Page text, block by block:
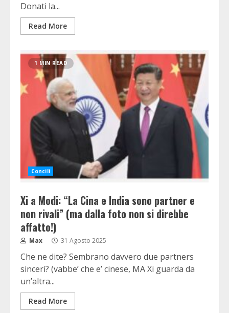
Donati la...
Read More
1 MIN READ
Concili
Xi a Modi: “La Cina e India sono partner e
non rivali” (ma dalla foto non si direbbe
affatto!)
Max 31 Agosto 2025
Che ne dite? Sembrano davvero due partners
sinceri? (vabbe’ che e’ cinese, MA Xi guarda da
un’altra...
Read More